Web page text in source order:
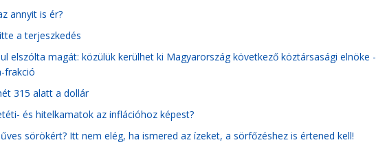
annyit is ér?
a terjeszkedés
elszólta magát: közülük kerülhet ki Magyarország következő köztársasági elnöke -
frakció
315 alatt a dollár
és hitelkamatok az inflációhoz képest?
sörökért? Itt nem elég, ha ismered az ízeket, a sörfőzéshez is értened kell!